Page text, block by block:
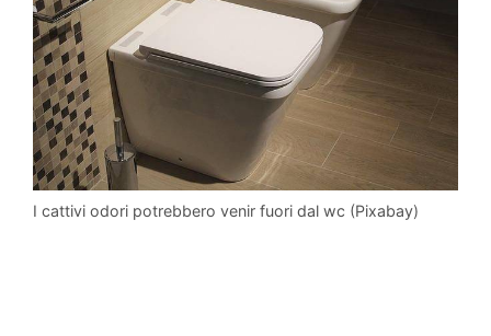
I cattivi odori potrebbero venir fuori dal wc (Pixabay)